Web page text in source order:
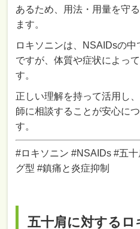
あるため、用法・用量を守
ます。
ロキソニンは、NSAIDsの
ですが、体質や症状によっ
す。
正しい理解を持って活用し
師に相談することが安心に
す。
#ロキソニン #NSAIDs #五
グ型 #鎮痛と炎症抑制
五十肩に対するロ